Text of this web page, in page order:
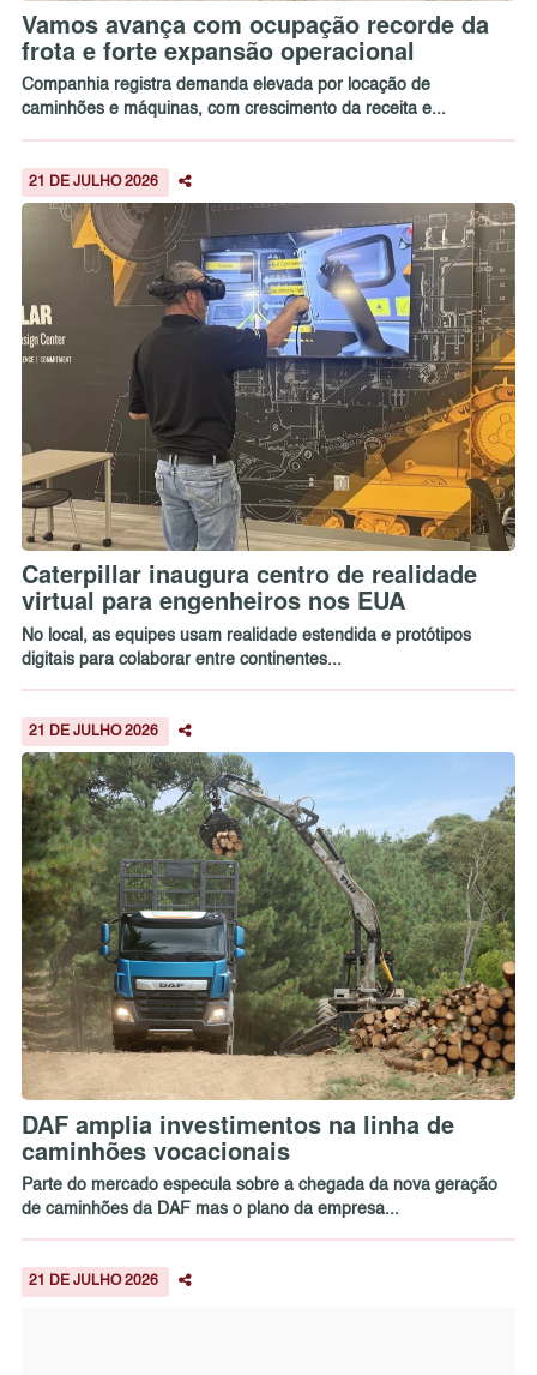
Vamos avança com ocupação recorde da
frota e forte expansão operacional
Companhia registra demanda elevada por locação de
caminhões e máquinas, com crescimento da receita e...
21 DE JULHO 2026
Caterpillar inaugura centro de realidade
virtual para engenheiros nos EUA
No local, as equipes usam realidade estendida e protótipos
digitais para colaborar entre continentes...
21 DE JULHO 2026
DAF amplia investimentos na linha de
caminhões vocacionais
Parte do mercado especula sobre a chegada da nova geração
de caminhões da DAF mas o plano da empresa...
21 DE JULHO 2026